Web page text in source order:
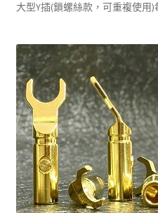
商店
關於我們
我的帳號
結帳
購物車
大型Y插(鎖螺絲款，可重複使用)